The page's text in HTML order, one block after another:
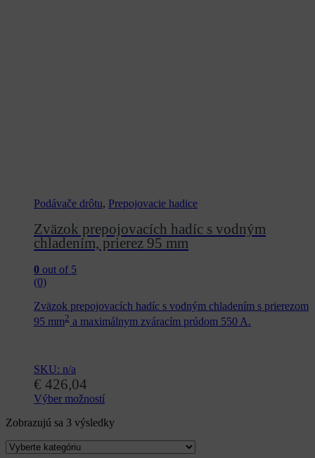
Podávače drôtu, Prepojovacie hadice
Zväzok prepojovacích hadíc s vodným
chladením, prierez 95 mm
0 out of 5
(0)
Zväzok prepojovacích hadíc s vodným chladením s prierezom
95 mm2 a maximálnym zváracím prúdom 550 A.
SKU: n/a
€ 426,04
Výber možností
produkt
viacero
Zobrazujú sa 3 výsledkyZoradené